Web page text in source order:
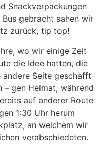
Snackverpackungen
gebracht sahen wir
zurück, tip top!
wo wir einige Zeit
die Idee hatten, die
andere Seite geschafft
gen Heimat, während
auf anderer Route
1:30 Uhr herum
an welchem wir
verabschiedeten.